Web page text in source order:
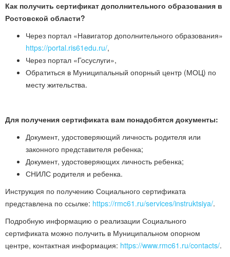
Как получить сертификат дополнительного образования в
Ростовской области?
Через портал «Навигатор дополнительного образования»
https://portal.ris61edu.ru/,
Через портал «Госуслуги»,
Обратиться в Муниципальный опорный центр (МОЦ) по
месту жительства.
Для получения сертификата вам понадобятся документы:
Документ, удостоверяющий личность родителя или
законного представителя ребенка;
Документ, удостоверяющих личность ребенка;
СНИЛС родителя и ребенка.
Инструкция по получению Социального сертификата
представлена по ссылке: https://rmc61.ru/services/instruktsiya/.
Подробную информацию о реализации Социального
сертификата можно получить в Муниципальном опорном
центре, контактная информация: https://www.rmc61.ru/contacts/.